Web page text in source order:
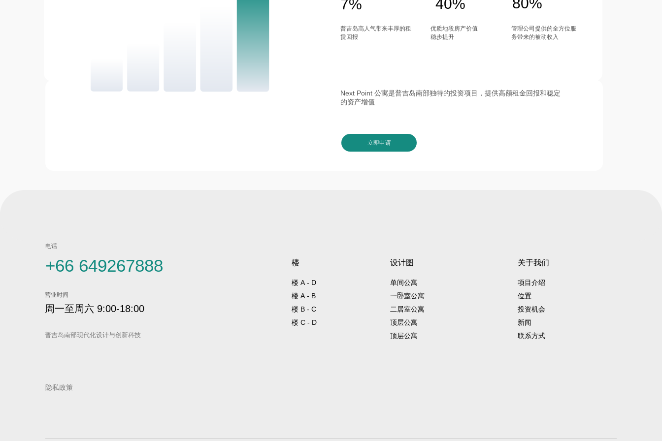
普吉岛高人气带来丰厚的租
赁回报
立即申请
7% 40%
Next Point 公寓是普吉岛南部独特的投资项目，提供高额租金回报和稳定
的资产增值
优质地段房产价值
稳步提升
管理公司提供的全方位服
务带来的被动收入
电话
楼
+66 649267888
楼 А - D
楼 А - B
楼 B - C
楼 C - D
营业时间
周一至周六 9:00-18:00
普吉岛南部现代化设计与创新科技
设计图
单间公寓
一卧室公寓
二居室公寓
顶层公寓
关于我们
项目介绍
新闻
隐私政策
联系方式
位置
投资机会
顶层公寓